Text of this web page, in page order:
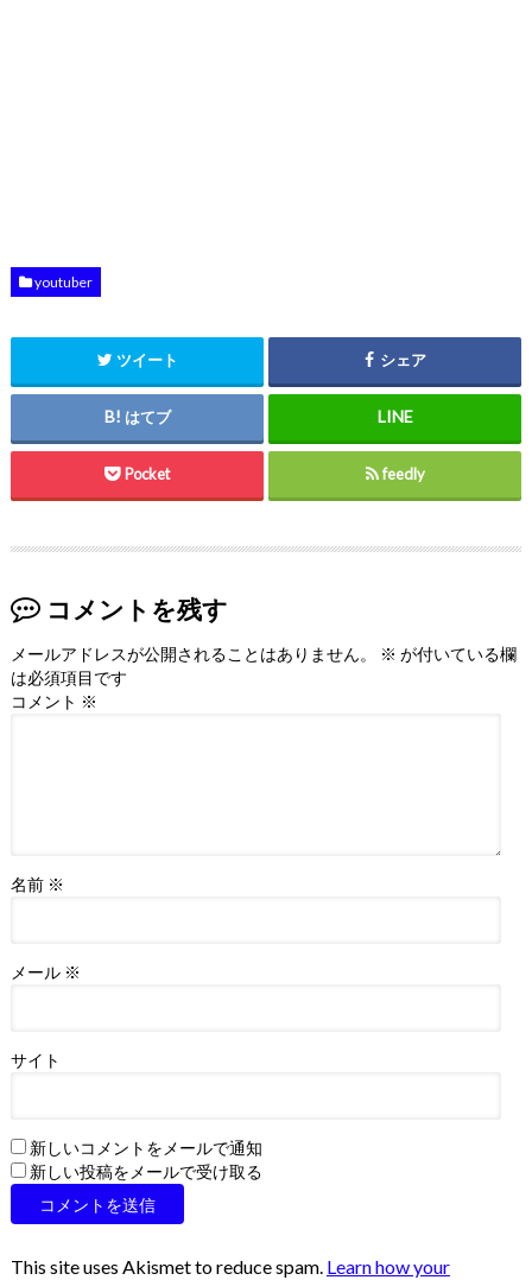
youtuber
ツイート シェア
はてブ
Pocket feedly
コメントを残す
メールアドレスが公開されることはありません。 ※ が付いている欄
は必須項目です
コメント ※
名前 ※
メール ※
サイト
新しいコメントをメールで通知
新しい投稿をメールで受け取る
This site uses Akismet to reduce spam. Learn how your